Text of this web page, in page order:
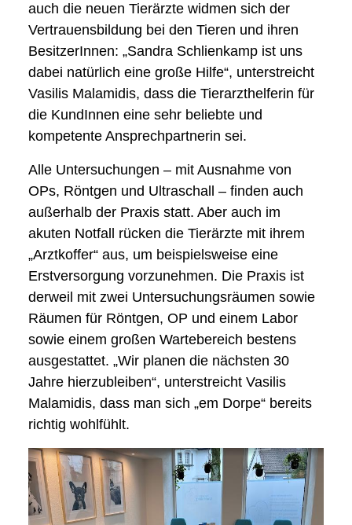
auch die neuen Tierärzte widmen sich der
Vertrauensbildung bei den Tieren und ihren
BesitzerInnen: „Sandra Schlienkamp ist uns
dabei natürlich eine große Hilfe“, unterstreicht
Vasilis Malamidis, dass die Tierarzthelferin für
die KundInnen eine sehr beliebte und
kompetente Ansprechpartnerin sei.
Alle Untersuchungen – mit Ausnahme von
OPs, Röntgen und Ultraschall – finden auch
außerhalb der Praxis statt. Aber auch im
akuten Notfall rücken die Tierärzte mit ihrem
„Arztkoffer“ aus, um beispielsweise eine
Erstversorgung vorzunehmen. Die Praxis ist
derweil mit zwei Untersuchungsräumen sowie
Räumen für Röntgen, OP und einem Labor
sowie einem großen Wartebereich bestens
ausgestattet. „Wir planen die nächsten 30
Jahre hierzubleiben“, unterstreicht Vasilis
Malamidis, dass man sich „em Dorpe“ bereits
richtig wohlfühlt.